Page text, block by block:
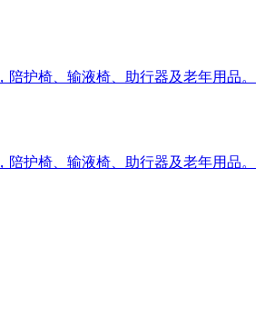
护椅、输液椅、助行器及老年用品。
护椅、输液椅、助行器及老年用品。